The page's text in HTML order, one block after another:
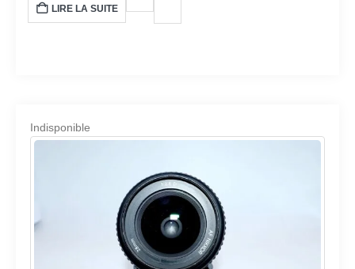
LIRE LA SUITE
Indisponible